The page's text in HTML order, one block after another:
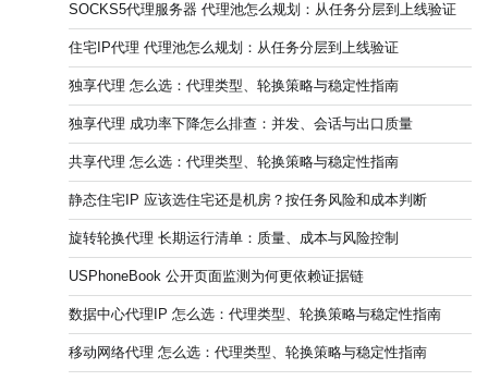
SOCKS5代理服务器 代理池怎么规划：从任务分层到上线验证
住宅IP代理 代理池怎么规划：从任务分层到上线验证
独享代理 怎么选：代理类型、轮换策略与稳定性指南
独享代理 成功率下降怎么排查：并发、会话与出口质量
共享代理 怎么选：代理类型、轮换策略与稳定性指南
静态住宅IP 应该选住宅还是机房？按任务风险和成本判断
旋转轮换代理 长期运行清单：质量、成本与风险控制
USPhoneBook 公开页面监测为何更依赖证据链
数据中心代理IP 怎么选：代理类型、轮换策略与稳定性指南
移动网络代理 怎么选：代理类型、轮换策略与稳定性指南